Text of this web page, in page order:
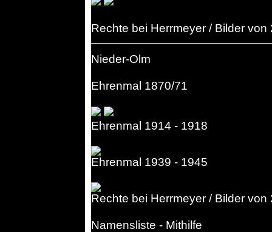
Rechte bei Herrmeyer / Bilder von
Nieder-Olm
Ehrenmal 1870/71
Ehrenmal 1914 - 1918
Ehrenmal 1939 - 1945
Rechte bei Herrmeyer / Bilder von
Namensliste - Mithilfe